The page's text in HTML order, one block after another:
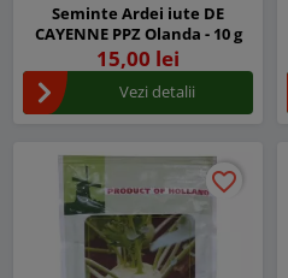
Seminte Ardei iute DE
CAYENNE PPZ Olanda - 10 g
15,00 lei
Vezi detalii
favorite_border
favorite_border